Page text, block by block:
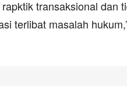
transaksional dan
terlibat masalah